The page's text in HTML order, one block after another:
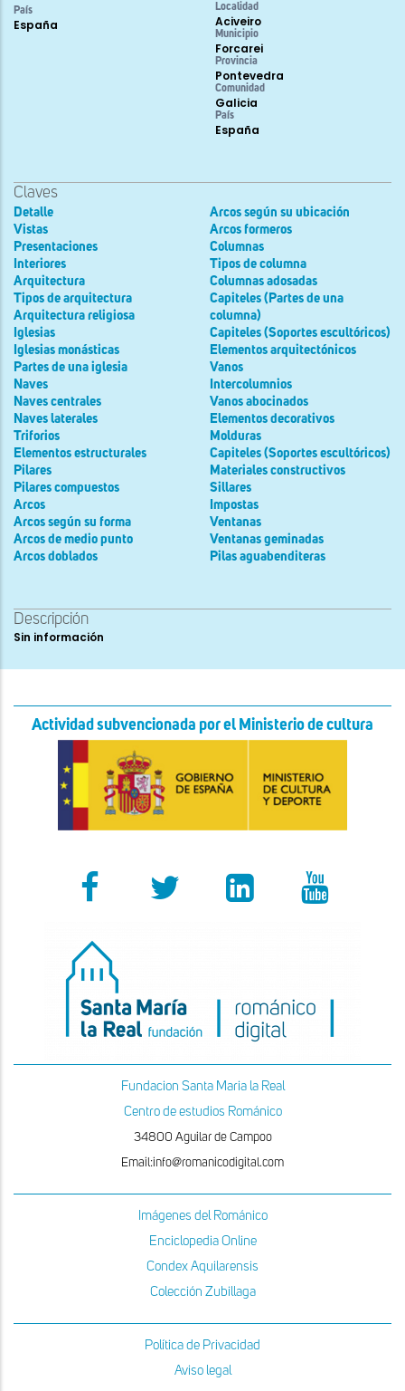
País
España
Localidad
Aciveiro
Municipio
Forcarei
Provincia
Pontevedra
Comunidad
Galicia
País
España
Claves
Detalle
Vistas
Presentaciones
Interiores
Arquitectura
Tipos de arquitectura
Arquitectura religiosa
Iglesias
Iglesias monásticas
Partes de una iglesia
Naves
Naves centrales
Naves laterales
Triforios
Elementos estructurales
Pilares
Pilares compuestos
Arcos
Arcos según su forma
Arcos de medio punto
Arcos doblados
Arcos según su ubicación
Arcos formeros
Columnas
Tipos de columna
Columnas adosadas
Capiteles (Partes de una
columna)
Capiteles (Soportes escultóricos)
Elementos arquitectónicos
Vanos
Intercolumnios
Vanos abocinados
Elementos decorativos
Molduras
Capiteles (Soportes escultóricos)
Materiales constructivos
Sillares
Impostas
Ventanas
Ventanas geminadas
Pilas aguabenditeras
Descripción
Sin información
Actividad subvencionada por el Ministerio de cultura
Fundacion Santa Maria la Real
Centro de estudios Románico
34800 Aguilar de Campoo
Email:info@romanicodigital.com
Imágenes del Románico
Enciclopedia Online
Condex Aquilarensis
Colección Zubillaga
Política de Privacidad
Aviso legal